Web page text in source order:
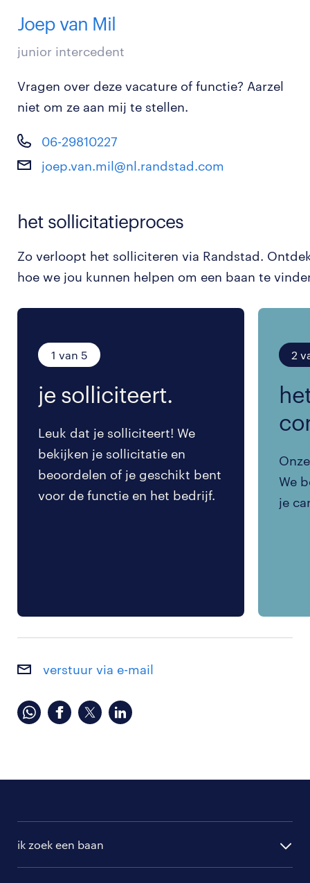
Joep van Mil
junior intercedent
Vragen over deze vacature of functie? Aarzel
niet om ze aan mij te stellen.
06-29810227
joep.van.mil@nl.randstad.com
het sollicitatieproces
Zo verloopt het solliciteren via Randstad.
hoe we jou kunnen helpen om een baan te
1 van 5
je solliciteert.
Leuk dat je solliciteert! We
bekijken je sollicitatie en
beoordelen of je geschikt bent
voor de functie en het bedrijf.
2
We
je
verstuur via e-mail
ik zoek een baan